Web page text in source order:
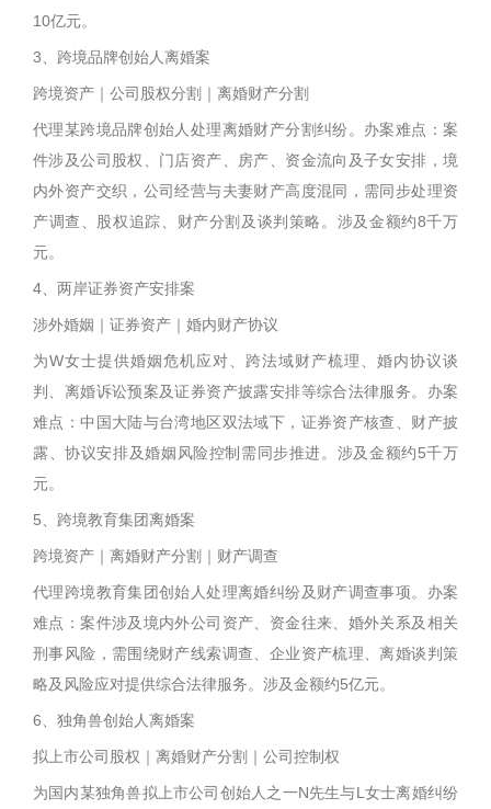
10亿元。
3、跨境品牌创始人离婚案
跨境资产｜公司股权分割｜离婚财产分割
代理某跨境品牌创始人处理离婚财产分割纠纷。办案难点：案
件涉及公司股权、门店资产、房产、资金流向及子女安排，境
内外资产交织，公司经营与夫妻财产高度混同，需同步处理资
产调查、股权追踪、财产分割及谈判策略。涉及金额约8千万
元。
4、两岸证券资产安排案
涉外婚姻｜证券资产｜婚内财产协议
为W女士提供婚姻危机应对、跨法域财产梳理、婚内协议谈
判、离婚诉讼预案及证券资产披露安排等综合法律服务。办案
难点：中国大陆与台湾地区双法域下，证券资产核查、财产披
露、协议安排及婚姻风险控制需同步推进。涉及金额约5千万
元。
5、跨境教育集团离婚案
跨境资产｜离婚财产分割｜财产调查
代理跨境教育集团创始人处理离婚纠纷及财产调查事项。办案
难点：案件涉及境内外公司资产、资金往来、婚外关系及相关
刑事风险，需围绕财产线索调查、企业资产梳理、离婚谈判策
略及风险应对提供综合法律服务。涉及金额约5亿元。
6、独角兽创始人离婚案
拟上市公司股权｜离婚财产分割｜公司控制权
为国内某独角兽拟上市公司创始人之一N先生与L女士离婚纠纷